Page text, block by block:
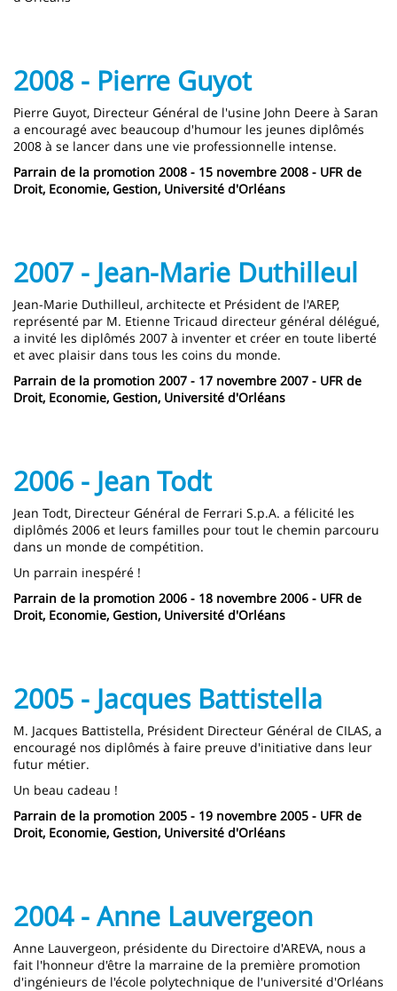
2008 - Pierre Guyot
Pierre Guyot, Directeur Général de l'usine John Deere à Saran
a encouragé avec beaucoup d'humour les jeunes diplômés
2008 à se lancer dans une vie professionnelle intense.
Parrain de la promotion 2008 - 15 novembre 2008 - UFR de
Droit, Economie, Gestion, Université d'Orléans
2007 - Jean-Marie Duthilleul
Jean-Marie Duthilleul, architecte et Président de l'AREP,
représenté par M. Etienne Tricaud directeur général délégué,
a invité les diplômés 2007 à inventer et créer en toute liberté
et avec plaisir dans tous les coins du monde.
Parrain de la promotion 2007 - 17 novembre 2007 - UFR de
Droit, Economie, Gestion, Université d'Orléans
2006 - Jean Todt
Jean Todt, Directeur Général de Ferrari S.p.A. a félicité les
diplômés 2006 et leurs familles pour tout le chemin parcouru
dans un monde de compétition.
Un parrain inespéré !
Parrain de la promotion 2006 - 18 novembre 2006 - UFR de
Droit, Economie, Gestion, Université d'Orléans
2005 - Jacques Battistella
M. Jacques Battistella, Président Directeur Général de CILAS, a
encouragé nos diplômés à faire preuve d'initiative dans leur
futur métier.
Un beau cadeau !
Parrain de la promotion 2005 - 19 novembre 2005 - UFR de
Droit, Economie, Gestion, Université d'Orléans
2004 - Anne Lauvergeon
Anne Lauvergeon, présidente du Directoire d'AREVA, nous a
fait l'honneur d'être la marraine de la première promotion
d'ingénieurs de l'école polytechnique de l'université d'Orléans